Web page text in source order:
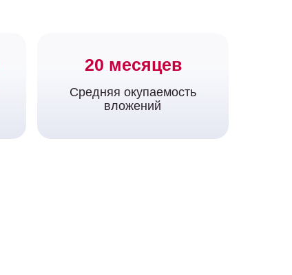
Средняя окупаемость
вложений
20 месяцев